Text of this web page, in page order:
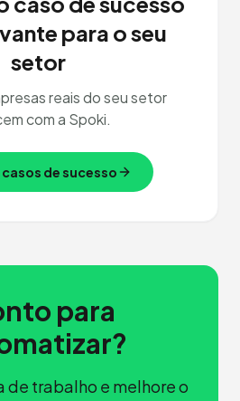
para o seu
setor
reais do seu setor
com a Spoki.
de sucesso
para
de trabalho e melhore o